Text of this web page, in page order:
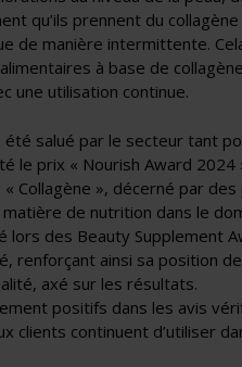
qu’ils prennent du
de manière intermittente.
à base de
une utilisation continue.
été salué par le secteur tant
le prix « Nourish Award 2024
Collagène », décerné par
de nutrition dans le
lors des Beauty Supplement
, renforçant ainsi sa position
axé sur les résultats.
positifs dans les avis
clients continuent d’utiliser